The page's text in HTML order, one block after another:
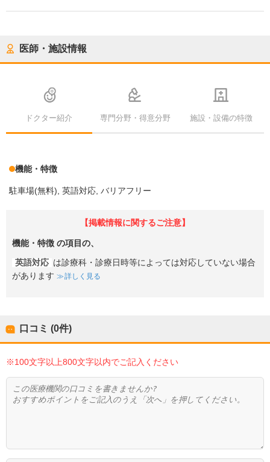
医師・施設情報
ドクター紹介 専門分野・得意分野 施設・設備の特徴
機能・特徴
駐車場(無料) 英語対応 バリアフリー
【掲載情報に関するご注意】
機能・特徴 の項目の、
英語対応 は診療科・診療日時等によっては対応していない場合
があります
詳しく見る
口コミ (0件)
※100文字以上800文字以内でご記入ください